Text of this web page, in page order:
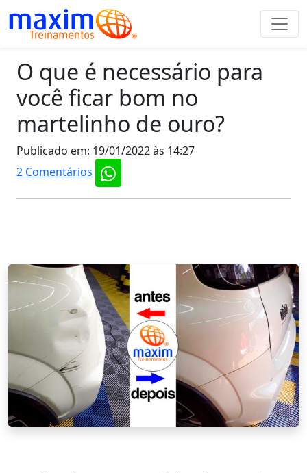
O que é necessário para
você ficar bom no
martelinho de ouro?
Publicado em: 19/01/2022 às 14:27
2 Comentários